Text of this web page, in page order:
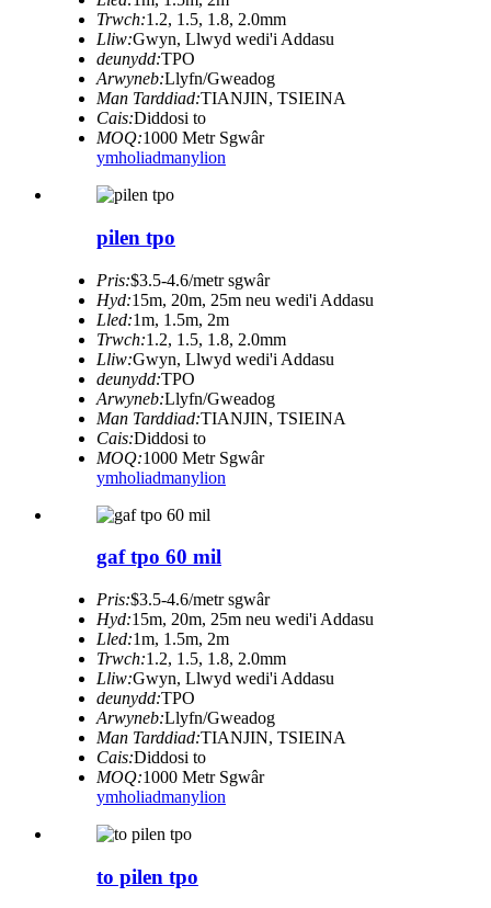
Trwch:1.2, 1.5, 1.8, 2.0mm
Lliw:Gwyn, Llwyd wedi'i Addasu
deunydd:TPO
Arwyneb:Llyfn/Gweadog
Man Tarddiad:TIANJIN, TSIEINA
Cais:Diddosi to
MOQ:1000 Metr Sgwâr
ymholiadmanylion
pilen tpo
Pris:$3.5-4.6/metr sgwâr
Hyd:15m, 20m, 25m neu wedi'i Addasu
Lled:1m, 1.5m, 2m
Trwch:1.2, 1.5, 1.8, 2.0mm
Lliw:Gwyn, Llwyd wedi'i Addasu
deunydd:TPO
Arwyneb:Llyfn/Gweadog
Man Tarddiad:TIANJIN, TSIEINA
Cais:Diddosi to
MOQ:1000 Metr Sgwâr
ymholiadmanylion
gaf tpo 60 mil
Pris:$3.5-4.6/metr sgwâr
Hyd:15m, 20m, 25m neu wedi'i Addasu
Lled:1m, 1.5m, 2m
Trwch:1.2, 1.5, 1.8, 2.0mm
Lliw:Gwyn, Llwyd wedi'i Addasu
deunydd:TPO
Arwyneb:Llyfn/Gweadog
Man Tarddiad:TIANJIN, TSIEINA
Cais:Diddosi to
MOQ:1000 Metr Sgwâr
ymholiadmanylion
to pilen tpo